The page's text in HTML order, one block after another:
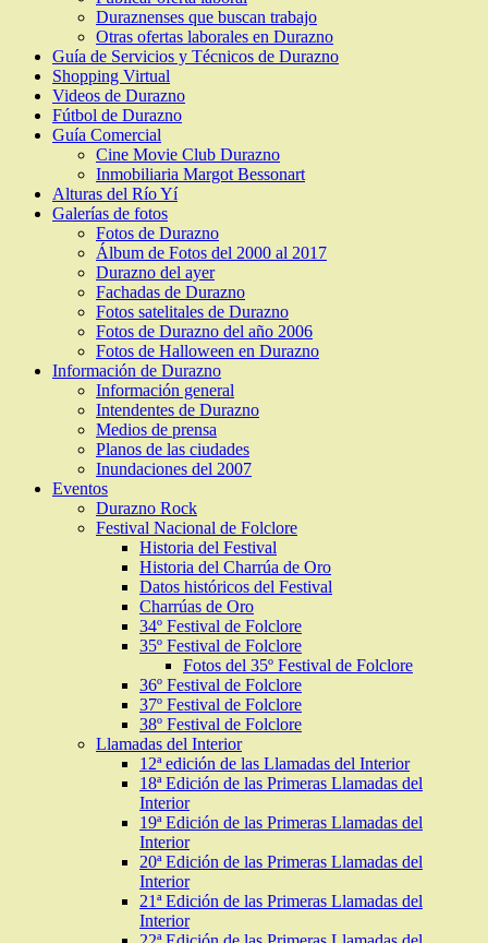
Duraznenses que buscan trabajo
Otras ofertas laborales en Durazno
Guía de Servicios y Técnicos de Durazno
Shopping Virtual
Videos de Durazno
Fútbol de Durazno
Guía Comercial
Cine Movie Club Durazno
Inmobiliaria Margot Bessonart
Alturas del Río Yí
Galerías de fotos
Fotos de Durazno
Álbum de Fotos del 2000 al 2017
Durazno del ayer
Fachadas de Durazno
Fotos satelitales de Durazno
Fotos de Durazno del año 2006
Fotos de Halloween en Durazno
Información de Durazno
Información general
Intendentes de Durazno
Medios de prensa
Planos de las ciudades
Inundaciones del 2007
Eventos
Durazno Rock
Festival Nacional de Folclore
Historia del Festival
Historia del Charrúa de Oro
Datos históricos del Festival
Charrúas de Oro
34º Festival de Folclore
35º Festival de Folclore
Fotos del 35º Festival de Folclore
36º Festival de Folclore
37º Festival de Folclore
38º Festival de Folclore
Llamadas del Interior
12ª edición de las Llamadas del Interior
18ª Edición de las Primeras Llamadas del
Interior
19ª Edición de las Primeras Llamadas del
Interior
20ª Edición de las Primeras Llamadas del
Interior
21ª Edición de las Primeras Llamadas del
Interior